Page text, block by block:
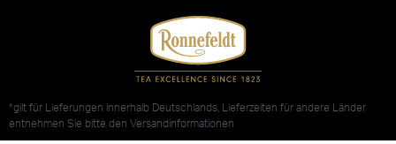
*gilt für Lieferungen innerhalb Deutschlands, Lieferzeiten für andere Länder
entnehmen Sie bitte den Versandinformationen